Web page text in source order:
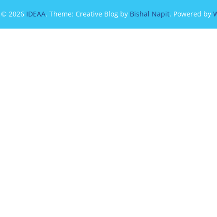
2026 IDEAA. Theme: Creative Blog by Bishal Napit. Powered by